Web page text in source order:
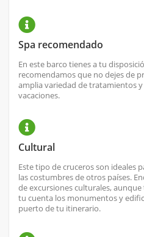
Spa recomendado
En este barco tienes a tu
recomendamos que no dejes de
amplia variedad de tratamientos
vacaciones.
Cultural
Este tipo de cruceros son ideales
las costumbres de otros países.
de excursiones culturales,
tu cuenta los monumentos y
puerto de tu itinerario.